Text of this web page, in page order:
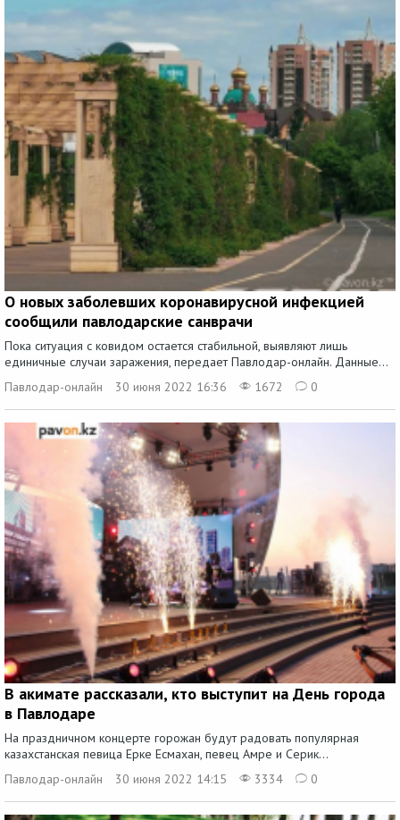
О новых заболевших коронавирусной инфекцией
сообщили павлодарские санврачи
Пока ситуация с ковидом остается стабильной, выявляют лишь
единичные случаи заражения, передает Павлодар-онлайн. Данные...
Павлодар-онлайн
30 июня 2022 16:36 1672 0
В акимате рассказали, кто выступит на День города
в Павлодаре
На праздничном концерте горожан будут радовать популярная
казахстанская певица Ерке Есмахан, певец Амре и Серик...
Павлодар-онлайн
30 июня 2022 14:15 3334 0